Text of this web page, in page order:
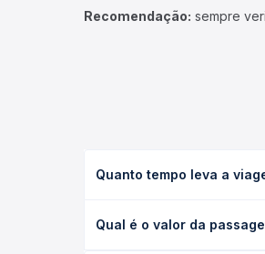
Recomendação: sempre
Quanto tempo leva a
(convencional, executivo
Qual é o valor da